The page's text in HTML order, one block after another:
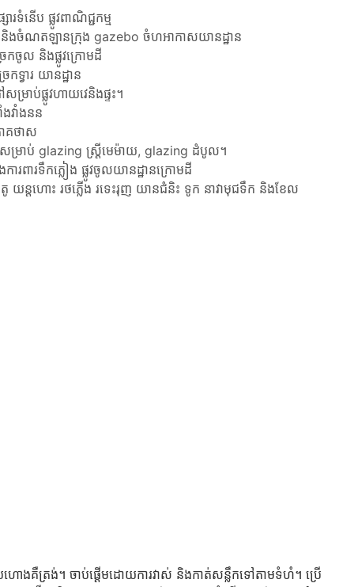
ទំនើប ផ្លូវពាណិជ្ជកម្ម
និងចំណតឡានក្រុង gazebo ចំហអាកាសយានដ្ឋាន
កចូល និងផ្លូវក្រោមដី
ទ្វារ យានដ្ឋាន
ាប់ផ្លូវហាយវេនិងផ្ទះ។
វាំងនន
ាគថាស
សម្រាប់ glazing ស្ត្រីមេម៉ាយ, glazing ដំបូល។
ការពារទឹកភ្លៀង ផ្លូវចូលយានដ្ឋានក្រោមដី
យន្តហោះ រថភ្លើង រទេះរុញ យានជំនិះ ទូក នាវាមុជទឹក និងខែល
ោងគឺត្រង់។ ចាប់ផ្តើមដោយការវាស់ និងកាត់សន្លឹកទៅតាមទំហំ។ ប្រើ